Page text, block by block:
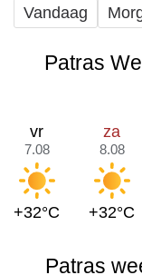
Vandaag
Patras
vr
7.08
+32°C
za
8.08
+32°C
Patras